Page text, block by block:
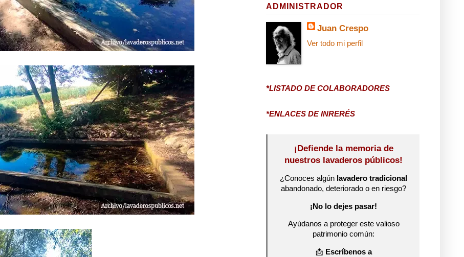
ADMINISTRADOR
Juan Crespo
Ver todo mi perfil
*LISTADO DE COLABORADORES
*ENLACES DE INRERÉS
¡Defiende la memoria de
nuestros lavaderos públicos!
¿Conoces algún lavadero tradicional
abandonado, deteriorado o en riesgo?
¡No lo dejes pasar!
Ayúdanos a proteger este valioso
patrimonio común:
📩 Escríbenos a